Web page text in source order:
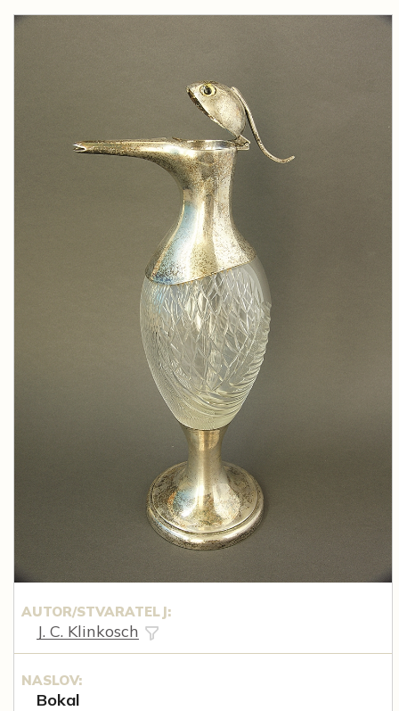
AUTOR/STVARATELJ:
J. C. Klinkosch
NASLOV:
Bokal